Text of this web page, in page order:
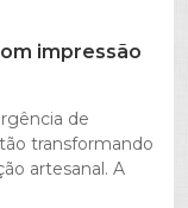
impressão
de
transformando
artesanal. A